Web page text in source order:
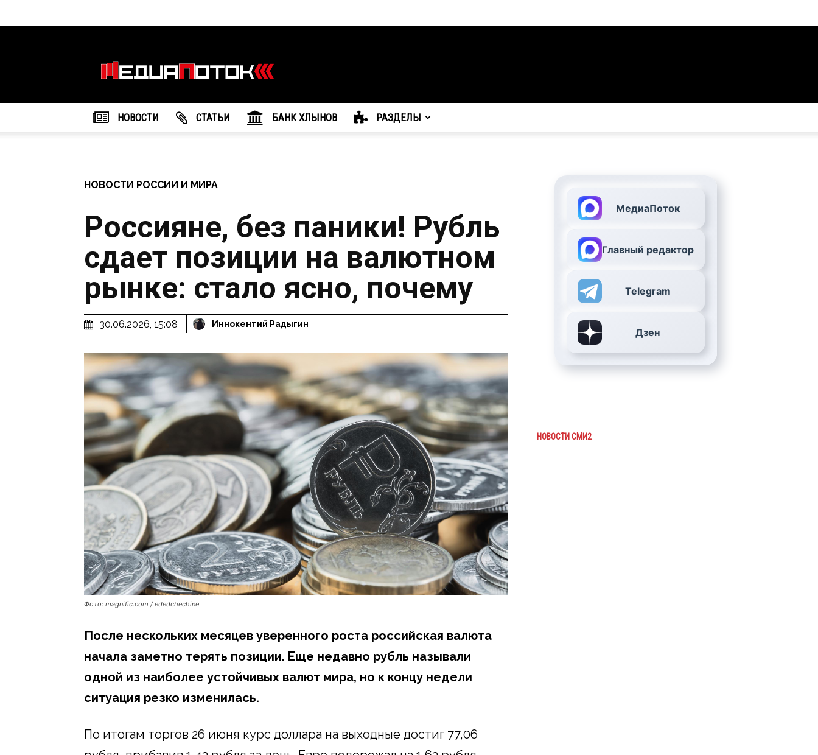
агентство
"МедиаПоток"
НОВОСТИ CТАТЬИ БАНК ХЛЫНОВ РАЗДЕЛЫ
НОВОСТИ РОССИИ И МИРА
Россияне, без паники! Рубль
сдает позиции на валютном
рынке: стало ясно, почему
30.06.2026, 15:08 Иннокентий Радыгин
Фото: magnific.com / ededchechine
После нескольких месяцев уверенного роста российская валюта
начала заметно терять позиции. Еще недавно рубль называли
одной из наиболее устойчивых валют мира, но к концу недели
ситуация резко изменилась.
По итогам торгов 26 июня курс доллара на выходные достиг 77,06
МедиаПоток
Главный редактор
Telegram
Дзен
НОВОСТИ СМИ2